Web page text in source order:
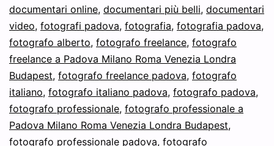
documentari online, documentari più belli, documentari
video, fotografi padova, fotografia, fotografia padova,
fotografo alberto, fotografo freelance, fotografo
freelance a Padova Milano Roma Venezia Londra
Budapest, fotografo freelance padova, fotografo
italiano, fotografo italiano padova, fotografo padova,
fotografo professionale, fotografo professionale a
Padova Milano Roma Venezia Londra Budapest,
fotografo professionale padova, fotografo